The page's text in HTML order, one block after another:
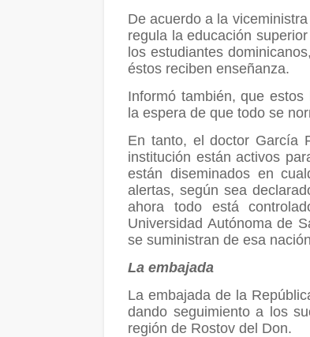
De acuerdo a la
regula la educación
los estudiantes
éstos reciben enseñanza.
Informó también, que
la espera de que todo se
En tanto, el doctor García
institución están activos
están diseminados en
alertas, según sea
ahora todo está
Universidad Autónoma de
se suministran de esa
La embajada
La embajada de la
dando seguimiento a los
región de Rostov del Don.